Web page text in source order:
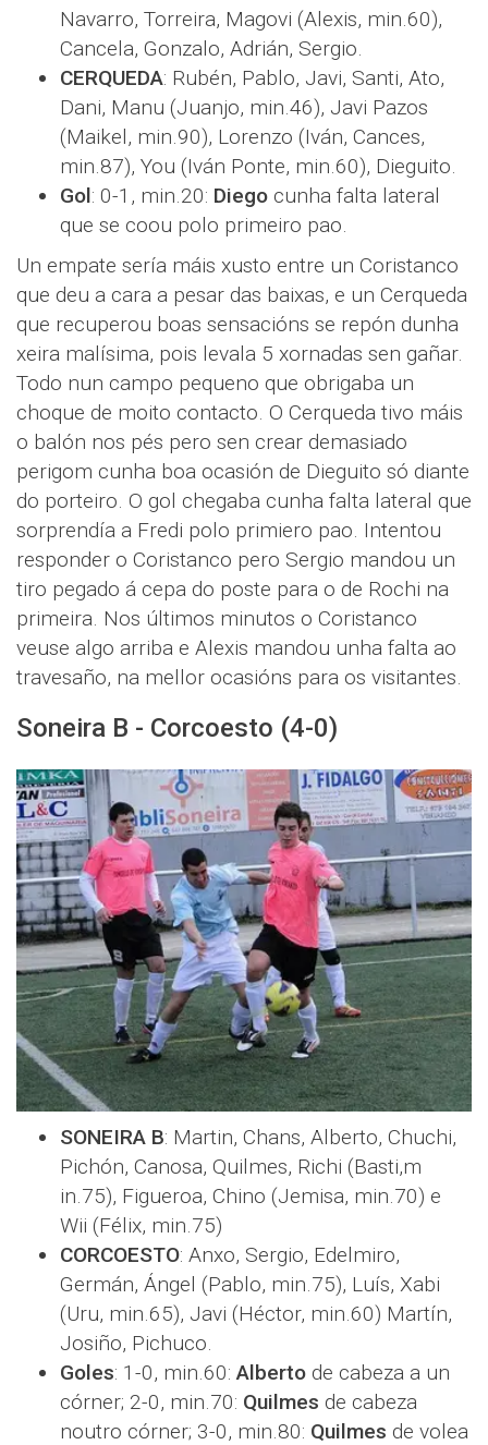
Navarro, Torreira, Magovi (Alexis, min.60),
Cancela, Gonzalo, Adrián, Sergio.
CERQUEDA: Rubén, Pablo, Javi, Santi, Ato,
Dani, Manu (Juanjo, min.46), Javi Pazos
(Maikel, min.90), Lorenzo (Iván, Cances,
min.87), You (Iván Ponte, min.60), Dieguito.
Gol: 0-1, min.20: Diego cunha falta lateral
que se coou polo primeiro pao.
Un empate sería máis xusto entre un Coristanco
que deu a cara a pesar das baixas, e un Cerqueda
que recuperou boas sensacións se repón dunha
xeira malísima, pois levala 5 xornadas sen gañar.
Todo nun campo pequeno que obrigaba un
choque de moito contacto. O Cerqueda tivo máis
o balón nos pés pero sen crear demasiado
perigom cunha boa ocasión de Dieguito só diante
do porteiro. O gol chegaba cunha falta lateral que
sorprendía a Fredi polo primiero pao. Intentou
responder o Coristanco pero Sergio mandou un
tiro pegado á cepa do poste para o de Rochi na
primeira. Nos últimos minutos o Coristanco
veuse algo arriba e Alexis mandou unha falta ao
travesaño, na mellor ocasións para os visitantes.
Soneira B - Corcoesto (4-0)
SONEIRA B: Martin, Chans, Alberto, Chuchi,
Pichón, Canosa, Quilmes, Richi (Basti,m
in.75), Figueroa, Chino (Jemisa, min.70) e
Wii (Félix, min.75)
CORCOESTO: Anxo, Sergio, Edelmiro,
Germán, Ángel (Pablo, min.75), Luís, Xabi
(Uru, min.65), Javi (Héctor, min.60) Martín,
Josiño, Pichuco.
Goles: 1-0, min.60: Alberto de cabeza a un
córner; 2-0, min.70: Quilmes de cabeza
noutro córner; 3-0, min.80: Quilmes de volea